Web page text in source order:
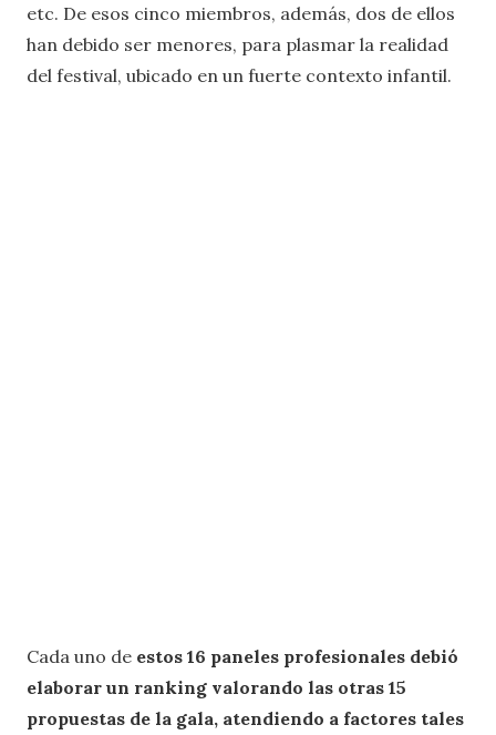
etc. De esos cinco miembros, además, dos de ellos
han debido ser menores, para plasmar la realidad
del festival, ubicado en un fuerte contexto infantil.
Cada uno de estos 16 paneles profesionales debió
elaborar un ranking valorando las otras 15
propuestas de la gala, atendiendo a factores tales